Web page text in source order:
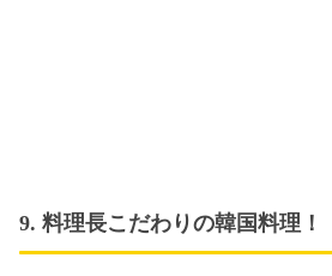
9. 料理長こだわりの韓国料理！